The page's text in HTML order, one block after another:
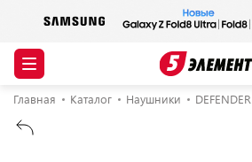
Главная Каталог Наушники DEFENDER